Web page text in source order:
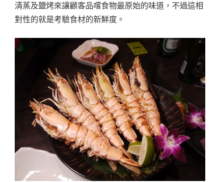
清蒸及鹽烤來讓顧客品嚐食物最原始的味道，不過這相
對性的就是考驗食材的新鮮度。